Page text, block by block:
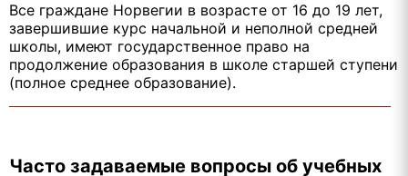
Все граждане Норвегии в возрасте от 16 до 19 лет,
завершившие курс начальной и неполной средней
школы, имеют государственное право на
продолжение образования в школе старшей ступени
(полное среднее образование).
Часто задаваемые вопросы об учебных